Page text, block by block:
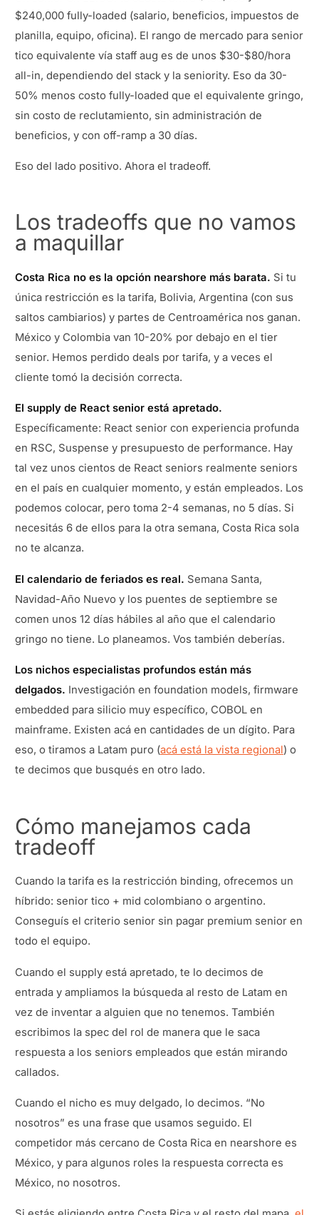
$240,000 fully-loaded (salario, beneficios, impuestos de
planilla, equipo, oficina). El rango de mercado para senior
tico equivalente vía staff aug es de unos $30-$80/hora
all-in, dependiendo del stack y la seniority. Eso da 30-
50% menos costo fully-loaded que el equivalente gringo,
sin costo de reclutamiento, sin administración de
beneficios, y con off-ramp a 30 días.
Eso del lado positivo. Ahora el tradeoff.
Los tradeoffs que no vamos
a maquillar
Costa Rica no es la opción nearshore más barata. Si tu
única restricción es la tarifa, Bolivia, Argentina (con sus
saltos cambiarios) y partes de Centroamérica nos ganan.
México y Colombia van 10-20% por debajo en el tier
senior. Hemos perdido deals por tarifa, y a veces el
cliente tomó la decisión correcta.
El supply de React senior está apretado.
Específicamente: React senior con experiencia profunda
en RSC, Suspense y presupuesto de performance. Hay
tal vez unos cientos de React seniors realmente seniors
en el país en cualquier momento, y están empleados. Los
podemos colocar, pero toma 2-4 semanas, no 5 días. Si
necesitás 6 de ellos para la otra semana, Costa Rica sola
no te alcanza.
El calendario de feriados es real. Semana Santa,
Navidad-Año Nuevo y los puentes de septiembre se
comen unos 12 días hábiles al año que el calendario
gringo no tiene. Lo planeamos. Vos también deberías.
Los nichos especialistas profundos están más
delgados. Investigación en foundation models, firmware
embedded para silicio muy específico, COBOL en
mainframe. Existen acá en cantidades de un dígito. Para
eso, o tiramos a Latam puro (acá está la vista regional) o
te decimos que busqués en otro lado.
Cómo manejamos cada
tradeoff
Cuando la tarifa es la restricción binding, ofrecemos un
híbrido: senior tico + mid colombiano o argentino.
Conseguís el criterio senior sin pagar premium senior en
todo el equipo.
Cuando el supply está apretado, te lo decimos de
entrada y ampliamos la búsqueda al resto de Latam en
vez de inventar a alguien que no tenemos. También
escribimos la spec del rol de manera que le saca
respuesta a los seniors empleados que están mirando
callados.
Cuando el nicho es muy delgado, lo decimos. “No
nosotros” es una frase que usamos seguido. El
competidor más cercano de Costa Rica en nearshore es
México, y para algunos roles la respuesta correcta es
México, no nosotros.